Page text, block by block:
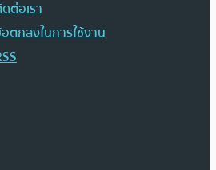
ต่อเรา
ตกลงในการใช้งาน